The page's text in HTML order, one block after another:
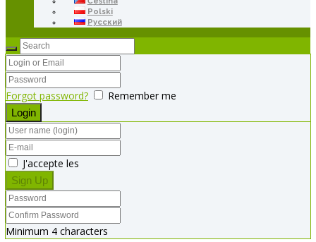
Polski
Русский
Forgot password? Remember me
J'accepte les
Minimum 4 characters